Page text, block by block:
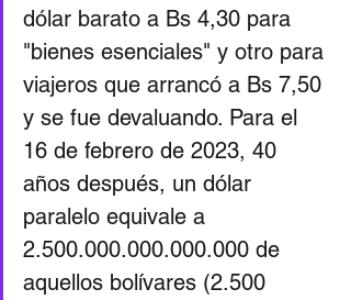
dólar barato a Bs 4,30 para
"bienes esenciales" y otro para
viajeros que arrancó a Bs 7,50
y se fue devaluando. Para el
16 de febrero de 2023, 40
años después, un dólar
paralelo equivale a
2.500.000.000.000.000 de
aquellos bolívares (2.500